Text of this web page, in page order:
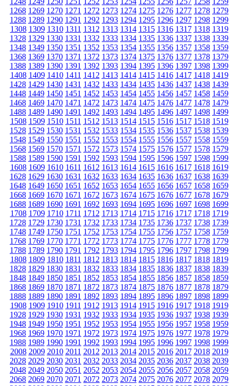
1268 1269 1270 1271 1272 1273 1274 1275 1276 1277 1278 1279
1288 1289 1290 1291 1292 1293 1294 1295 1296 1297 1298 1299
1308 1309 1310 1311 1312 1313 1314 1315 1316 1317 1318 1319
1328 1329 1330 1331 1332 1333 1334 1335 1336 1337 1338 1339
1348 1349 1350 1351 1352 1353 1354 1355 1356 1357 1358 1359
1368 1369 1370 1371 1372 1373 1374 1375 1376 1377 1378 1379
1388 1389 1390 1391 1392 1393 1394 1395 1396 1397 1398 1399
1408 1409 1410 1411 1412 1413 1414 1415 1416 1417 1418 1419
1428 1429 1430 1431 1432 1433 1434 1435 1436 1437 1438 1439
1448 1449 1450 1451 1452 1453 1454 1455 1456 1457 1458 1459
1468 1469 1470 1471 1472 1473 1474 1475 1476 1477 1478 1479
1488 1489 1490 1491 1492 1493 1494 1495 1496 1497 1498 1499
1508 1509 1510 1511 1512 1513 1514 1515 1516 1517 1518 1519
1528 1529 1530 1531 1532 1533 1534 1535 1536 1537 1538 1539
1548 1549 1550 1551 1552 1553 1554 1555 1556 1557 1558 1559
1568 1569 1570 1571 1572 1573 1574 1575 1576 1577 1578 1579
1588 1589 1590 1591 1592 1593 1594 1595 1596 1597 1598 1599
1608 1609 1610 1611 1612 1613 1614 1615 1616 1617 1618 1619
1628 1629 1630 1631 1632 1633 1634 1635 1636 1637 1638 1639
1648 1649 1650 1651 1652 1653 1654 1655 1656 1657 1658 1659
1668 1669 1670 1671 1672 1673 1674 1675 1676 1677 1678 1679
1688 1689 1690 1691 1692 1693 1694 1695 1696 1697 1698 1699
1708 1709 1710 1711 1712 1713 1714 1715 1716 1717 1718 1719
1728 1729 1730 1731 1732 1733 1734 1735 1736 1737 1738 1739
1748 1749 1750 1751 1752 1753 1754 1755 1756 1757 1758 1759
1768 1769 1770 1771 1772 1773 1774 1775 1776 1777 1778 1779
1788 1789 1790 1791 1792 1793 1794 1795 1796 1797 1798 1799
1808 1809 1810 1811 1812 1813 1814 1815 1816 1817 1818 1819
1828 1829 1830 1831 1832 1833 1834 1835 1836 1837 1838 1839
1848 1849 1850 1851 1852 1853 1854 1855 1856 1857 1858 1859
1868 1869 1870 1871 1872 1873 1874 1875 1876 1877 1878 1879
1888 1889 1890 1891 1892 1893 1894 1895 1896 1897 1898 1899
1908 1909 1910 1911 1912 1913 1914 1915 1916 1917 1918 1919
1928 1929 1930 1931 1932 1933 1934 1935 1936 1937 1938 1939
1948 1949 1950 1951 1952 1953 1954 1955 1956 1957 1958 1959
1968 1969 1970 1971 1972 1973 1974 1975 1976 1977 1978 1979
1988 1989 1990 1991 1992 1993 1994 1995 1996 1997 1998 1999
2008 2009 2010 2011 2012 2013 2014 2015 2016 2017 2018 2019
2028 2029 2030 2031 2032 2033 2034 2035 2036 2037 2038 2039
2048 2049 2050 2051 2052 2053 2054 2055 2056 2057 2058 2059
2068 2069 2070 2071 2072 2073 2074 2075 2076 2077 2078 2079